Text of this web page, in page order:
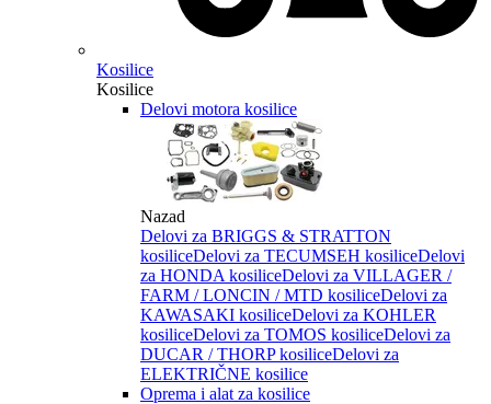
Kosilice
Kosilice
Delovi motora kosilice
Nazad
Delovi za BRIGGS & STRATTON
kosiliceDelovi za TECUMSEH kosiliceDelovi
za HONDA kosiliceDelovi za VILLAGER /
FARM / LONCIN / MTD kosiliceDelovi za
KAWASAKI kosiliceDelovi za KOHLER
kosiliceDelovi za TOMOS kosiliceDelovi za
DUCAR / THORP kosiliceDelovi za
ELEKTRIČNE kosilice
Oprema i alat za kosilice